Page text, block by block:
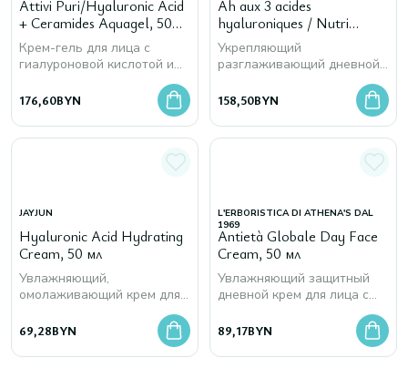
Attivi Puri/Hyaluronic Acid
+ Ceramides Aquagel, 50
мл
Крем-гель для лица с
гиалуроновой кислотой и
176,60BYN
Ah aux 3 acides
hyaluroniques / Nutri
Regenerante / Day Cream,
50 мл
Укрепляющий
разглаживающий дневной
158,50BYN
JAYJUN
Hyaluronic Acid Hydrating
Cream, 50 мл
Увлажняющий,
омолаживающий крем для
кислотой
69,28BYN
L'ERBORISTICA DI ATHENA'S DAL
1969
Antietà Globale Day Face
Cream, 50 мл
Увлажняющий защитный
дневной крем для лица с
L'Erboristica Antietà Globale
Day Face Cream, 50 мл
89,17BYN